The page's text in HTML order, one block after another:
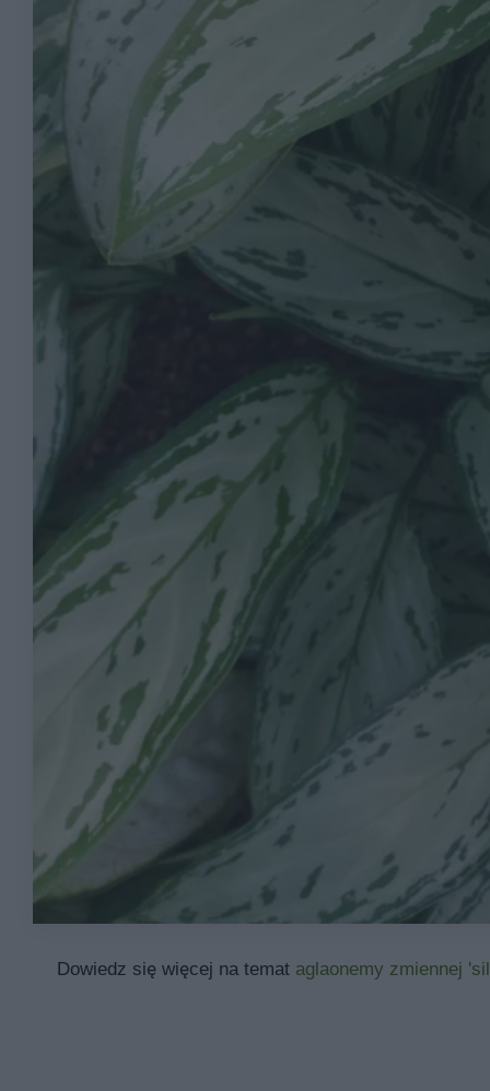
Dowiedz się więcej na temat aglaonemy zmiennej